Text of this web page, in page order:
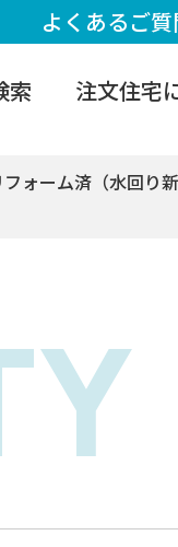
索 注文住宅
よくあるご質
ーム済（水回り